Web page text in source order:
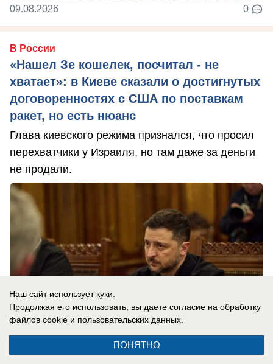
09.08.2026 0
В России
«Нашел Зе кошелек, посчитал - не
хватает»: в Киеве сказали о достигнутых
договоренностях с США по поставкам
ракет, но есть нюанс
Глава киевского режима признался, что просил
перехватчики у Израиля, но там даже за деньги
не продали.
Наш сайт использует куки.
Продолжая его использовать, вы даете согласие на обработку
файлов cookie и пользовательских данных.
ПОНЯТНО